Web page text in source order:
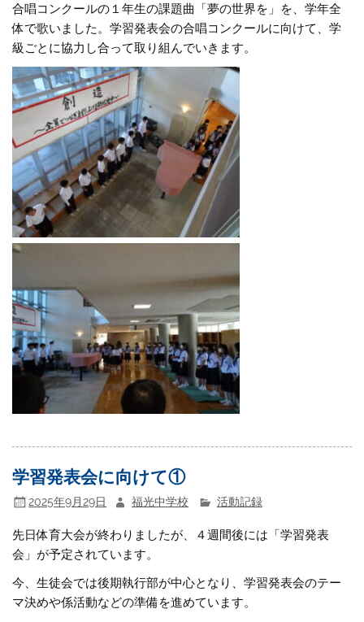
合唱コンクールの１年生の課題曲「夢の世界を」を、学年全
体で歌いました。学習発表会の合唱コンクールに向けて、学
級ごとに協力し合って取り組んでいきます。
学習発表会に向けて①
2025年9月29日 福光中学校 活動記録
先日体育大会が終わりましたが、４週間後には「学習発表
会」が予定されています。
今、生徒会では後期執行部が中心となり、学習発表会のテー
マ決めや係活動などの準備を進めています。